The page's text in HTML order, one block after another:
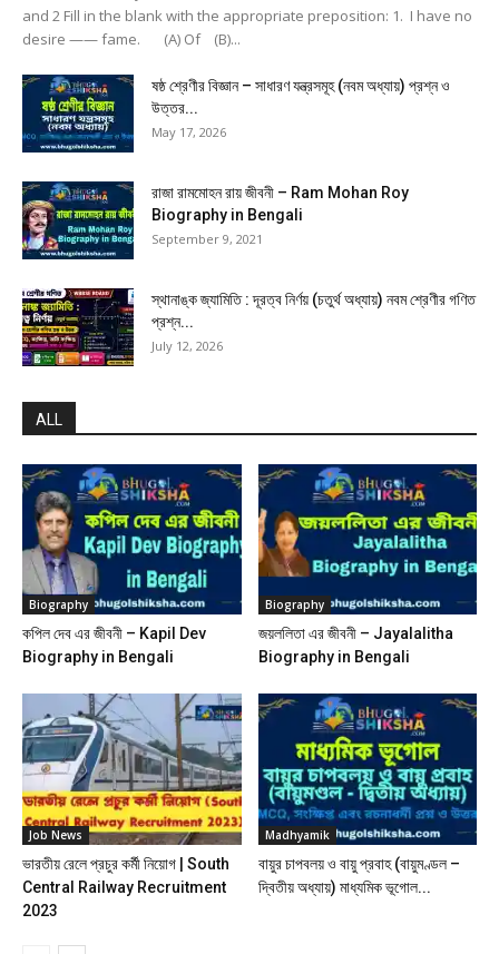
and 2 Fill in the blank with the appropriate preposition: 1. I have no
desire —— fame. (A) Of (B)...
ষষ্ঠ শ্রেণীর বিজ্ঞান – সাধারণ যন্ত্রসমূহ (নবম অধ্যায়) প্রশ্ন ও
উত্তর...
May 17, 2026
রাজা রামমোহন রায় জীবনী – Ram Mohan Roy
Biography in Bengali
September 9, 2021
স্থানাঙ্ক জ্যামিতি : দূরত্ব নির্ণয় (চতুর্থ অধ্যায়) নবম শ্রেণীর গণিত
প্রশ্ন...
July 12, 2026
ALL
Biography
কপিল দেব এর জীবনী – Kapil Dev
Biography in Bengali
Biography
জয়ললিতা এর জীবনী – Jayalalitha
Biography in Bengali
Job News
ভারতীয় রেলে প্রচুর কর্মী নিয়োগ | South
Central Railway Recruitment
2023
Madhyamik
বায়ুর চাপবলয় ও বায়ু প্রবাহ (বায়ুমণ্ডল –
দ্বিতীয় অধ্যায়) মাধ্যমিক ভূগোল...